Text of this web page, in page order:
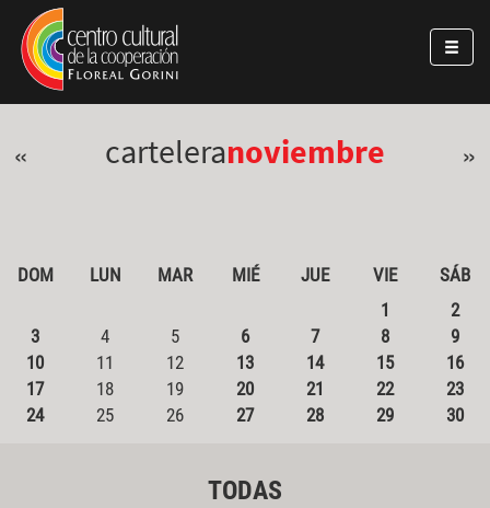
Pasar al contenido principal
Jump to main content
« carteleranoviembre »
DOM LUN MAR MIÉ JUE VIE
SÁB
1
2
3
4 5 6 7 8
9
10
11 12 13 14 15
16
17
18 19 20 21 22
23
24
25 26 27 28 29 30
TODAS